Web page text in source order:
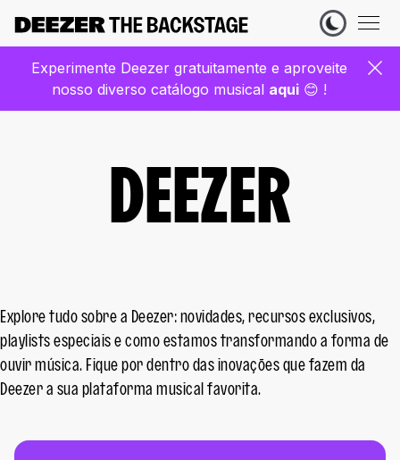
Experimente Deezer gratuitamente e aproveite
nosso diverso catálogo musical aqui 😊 !
DEEZER
Explore tudo sobre a Deezer: novidades, recursos exclusivos,
playlists especiais e como estamos transformando a forma de
ouvir música. Fique por dentro das inovações que fazem da
Deezer a sua plataforma musical favorita.